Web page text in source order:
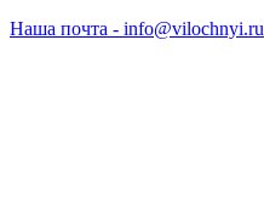
Наша почта - info@vilochnyi.ru